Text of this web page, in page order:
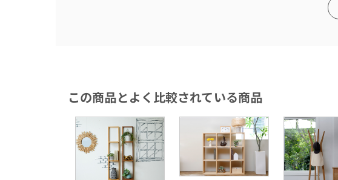
この商品とよく比較されている商品